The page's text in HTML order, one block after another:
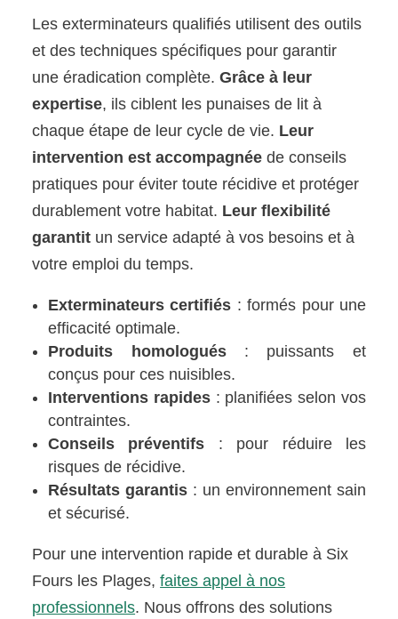
Les exterminateurs qualifiés utilisent des outils
et des techniques spécifiques pour garantir
une éradication complète.Grâce à leur
expertise, ils ciblent les punaises de lit à
chaque étape de leur cycle de vie. Leur
intervention est accompagnée de conseils
pratiques pour éviter toute récidive et protéger
durablement votre habitat. Leur flexibilité
garantit un service adapté à vos besoins et à
votre emploi du temps.
Exterminateurs certifiés : formés pour une
efficacité optimale.
Produits homologués: puissants et
conçus pour ces nuisibles.
Interventions rapides: planifiées selon vos
contraintes.
Conseils préventifs : pour réduire les
risques de récidive.
Résultats garantis : un environnement sain
et sécurisé.
Pour une intervention rapide et durable à Six
Fours les Plages,faites appel à nos
professionnels. Nous offrons des solutions